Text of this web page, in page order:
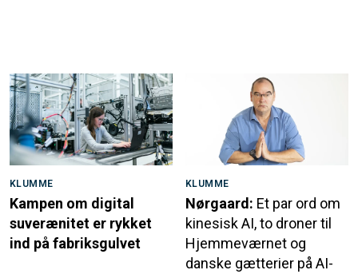
KLUMME
Kampen om digital
suverænitet er rykket
ind på fabriksgulvet
KLUMME
Nørgaard: Et par ord om
kinesisk AI, to droner til
Hjemmeværnet og
danske gætterier på AI-